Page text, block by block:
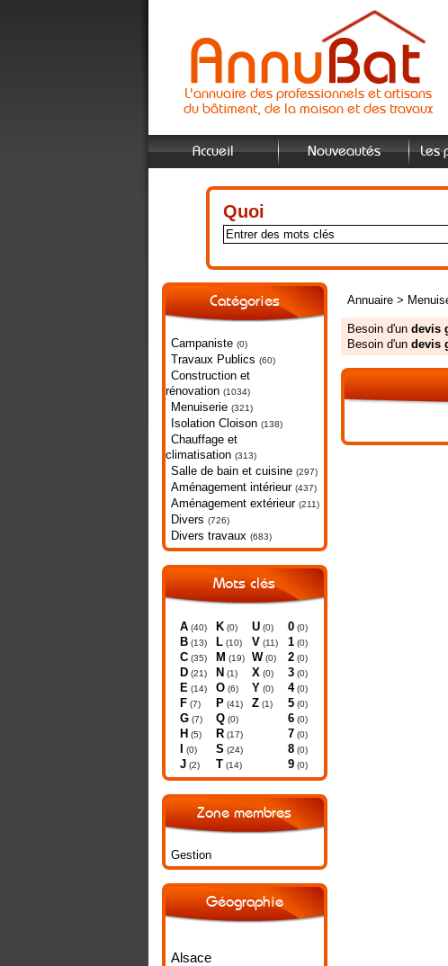
L'annuaire des professionnels et artisans
du bâtiment, de la maison et des travaux
Accueil Nouveautés Les
Quoi
Catégories
Campaniste (0)
Travaux Publics (60)
Construction et
rénovation (1034)
Menuiserie (321)
Isolation Cloison (138)
Chauffage et
climatisation (313)
Salle de bain et cuisine (297)
Aménagement intérieur (437)
Aménagement extérieur (211)
Divers (726)
Divers travaux (683)
Mots clés
A(40)
B(13)
C(35)
D(21)
E (14)
F(7)
G(7)
H (5)
(0)
J(2)
K(0)
L(10)
M (19)
N (1)
O(6)
P(41)
Q(0)
R(17)
S (24)
T (14)
U(0)
V (11)
W(0)
X (0)
Y (0)
Z(1)
0(0)
1(0)
2(0)
3(0)
4(0)
5(0)
6(0)
7(0)
8(0)
9(0)
Zone membres
Gestion
Géographie
Alsace
Annuaire>
Besoin d'un devis
Besoin d'un devis